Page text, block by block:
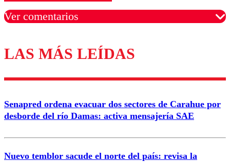
Ver comentarios
Los comentarios son moderados para garantizar un
diálogo respetuoso.
Correo
LAS MÁS LEÍDAS
Senapred ordena evacuar dos sectores de Carahue por
desborde del río Damas: activa mensajería SAE
Nuevo temblor sacude el norte del país: revisa la